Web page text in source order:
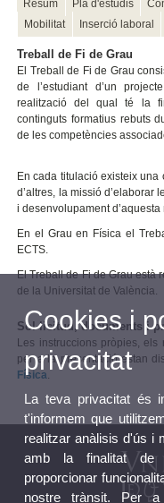
Resum Pla d'estudis
Mobilitat
Inserció laboral
Treball de Fi de Grau
El Treball de Fi de Grau
de l’estudiant d’un
realització del qual té la
continguts formatius rebuts
de les competències
En cada titulació existeix
d’altres, la missió d’elaborar
i desenvolupament d’aquesta
En el Grau en Física el
ECTS.
El Treball de Fi de Grau està
de la Universitat de València.
Sol·licitud, documents i
Les instruccions pròpies,
per a la presentació estan
Física.
Cookies i
privacitat
La teva privacitat és
t'informem que
realitzar anàlisis d'ús i
amb la finalitat de
proporcionar
nostre trànsit. Per